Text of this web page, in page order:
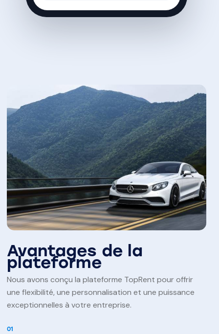
Avantages de la
plateforme
Nous avons conçu la plateforme TopRent pour offrir
une flexibilité, une personnalisation et une puissance
exceptionnelles à votre entreprise.
01